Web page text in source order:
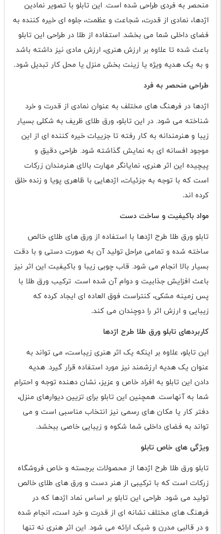
منحصر به فردی طراحی شده است. این تابلو با تصویر نمادین
اژدها، نمادی از قدرت، شجاعت و عظمت، جلوه ای خیره کننده به
فضای داخلی شما می بخشد. استفاده از طلا در طراحی این تابلو
باعث شده تا علاوه بر ارزش هنری، ارزش مادی نیز داشته باشد
و به یک هدیه ویژه یا زینت بخش منزل یا محل کار تبدیل شود.
طراحی منحصر به فرد
اژدها در فرهنگ های مختلف به عنوان نمادی از قدرت و خرد
شناخته می شود. در این تابلو، ورق طلای ظریف به شکلی بسیار
زیبا و هنرمندانه به کار رفته تا جزییات خیره کننده ای از این
موجود افسانه ای به نمایش گذاشته شود. طراحی دقیق و
پیچیده این اثر هنری، نمایانگر مهارت بالای هنرمندان زرکات
است که با توجه به جزئیات، اژدهایی با ظاهری پویا و زنده خلق
کرده اند.
مواد باکیفیت و ساخت دست
تابلو ورق طلا طرح اژدها با استفاده از ورق های طلای خالص
ساخته شده و تمامی مراحل تولید آن به صورت دستی و با دقت
بسیار بالا انجام می شود. قاب چوبی زیبا و باکیفیت این اثر نیز
باعث افزایش جذابیت و دوام آن شده است. ترکیب ورق طلا با
پس زمینه مشکی، کنتراست فوق العاده ای ایجاد کرده که
زیبایی و ارزش اثر را دوچندان می کند.
کاربردهای تابلو ورق طلا طرح اژدها
این تابلو، علاوه بر اینکه یک اثر هنری زیباست، می تواند به
عنوان یک هدیه ارزشمند نیز مورد استفاده قرار گیرد. هدیه
دادن این تابلو به افراد خاص و عزیز، نشان دهنده توجه و احترام
شما به آنهاست. همچنین این تابلو برای تزیین دیوارهای منزل،
دفتر کار یا مکان های رسمی نیز انتخاب مناسبی است و می
تواند به فضای داخلی شما شکوه و زیبایی خاصی ببخشد.
ویژگی های خاص تابلو
تابلو ورق طلا طرح اژدها از محصولات برجسته و خاص فروشگاه
زرکات است که با ترکیبی از هنر دست و ورق های طلای خالص
تولید می شود. طراحی این تابلو بر اساس نماد اژدها که در
فرهنگ های مختلف نشانه ای از قدرت و خرد است، انجام شده
و در قالبی مدرن و شیک ارائه می شود. این اثر هنری نه تنها